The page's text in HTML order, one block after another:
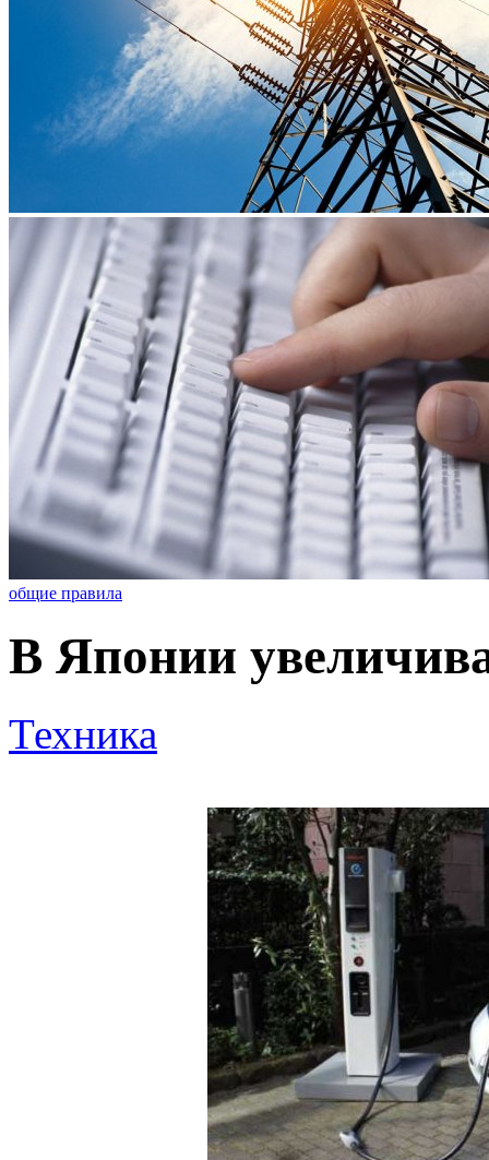
общие правила
В Японии
Техника